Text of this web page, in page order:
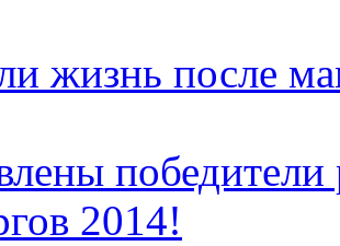
жизнь после
2014!